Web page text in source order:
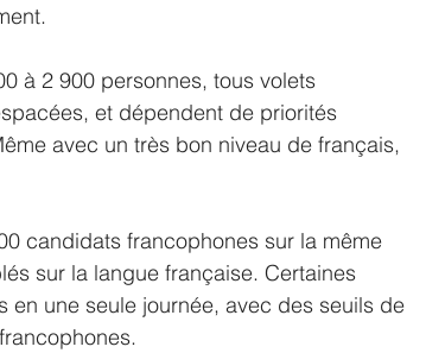
à 2 900 personnes, tous volets
et dépendent de priorités
avec un très bon niveau de français,
candidats francophones sur la même
sur la langue française. Certaines
en une seule journée, avec des seuils de